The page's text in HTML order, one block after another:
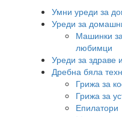
Умни уреди за
Уреди за
Машинки
любимци
Уреди за здраве
Дребна бяла
Грижа за
Грижа за
Епилатори